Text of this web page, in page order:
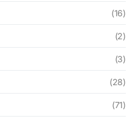
(16)
(2)
(3)
(28)
(71)